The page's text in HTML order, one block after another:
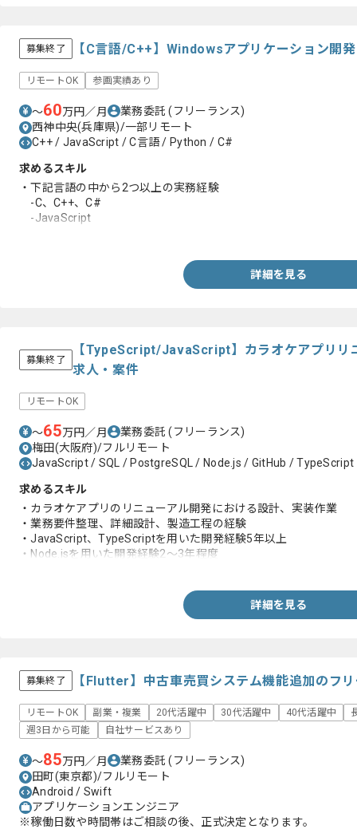
募集終了 【C言語/C++】Windowsアプリケーション開
リモートOK 参画実績あり
〜60万円／月 業務委託(フリーランス)
西神中央(兵庫県)/一部リモート
C++ / JavaScript / C言語 / Python / C#
求めるスキル
・下記言語の中から2つ以上の実務経験
-C、C++、C#
-JavaScript
詳細を見る
募集終了
【TypeScript/JavaScript】カラオケアプリリ
求人・案件
リモートOK
〜65万円／月 業務委託(フリーランス)
梅田(大阪府)/フルリモート
JavaScript / SQL / PostgreSQL / Node.js / GitHub / TypeScript
求めるスキル
・カラオケアプリのリニューアル開発における設計、実装作業
・業務要件整理、詳細設計、製造工程の経験
・JavaScript、TypeScriptを用いた開発経験5年以上
・Node.jsを用いた開発経験2～3年程度
詳細を見る
募集終了 【Flutter】中古車売買システム機能追加のフ
リモートOK 副業・複業 20代活躍中 30代活躍中 40代活躍中
週3日から可能
自社サービスあり
〜85万円／月 業務委託(フリーランス)
田町(東京都)/フルリモート
Android / Swift
アプリケーションエンジニア
※稼働日数や時間帯はご相談の後、正式決定となります。